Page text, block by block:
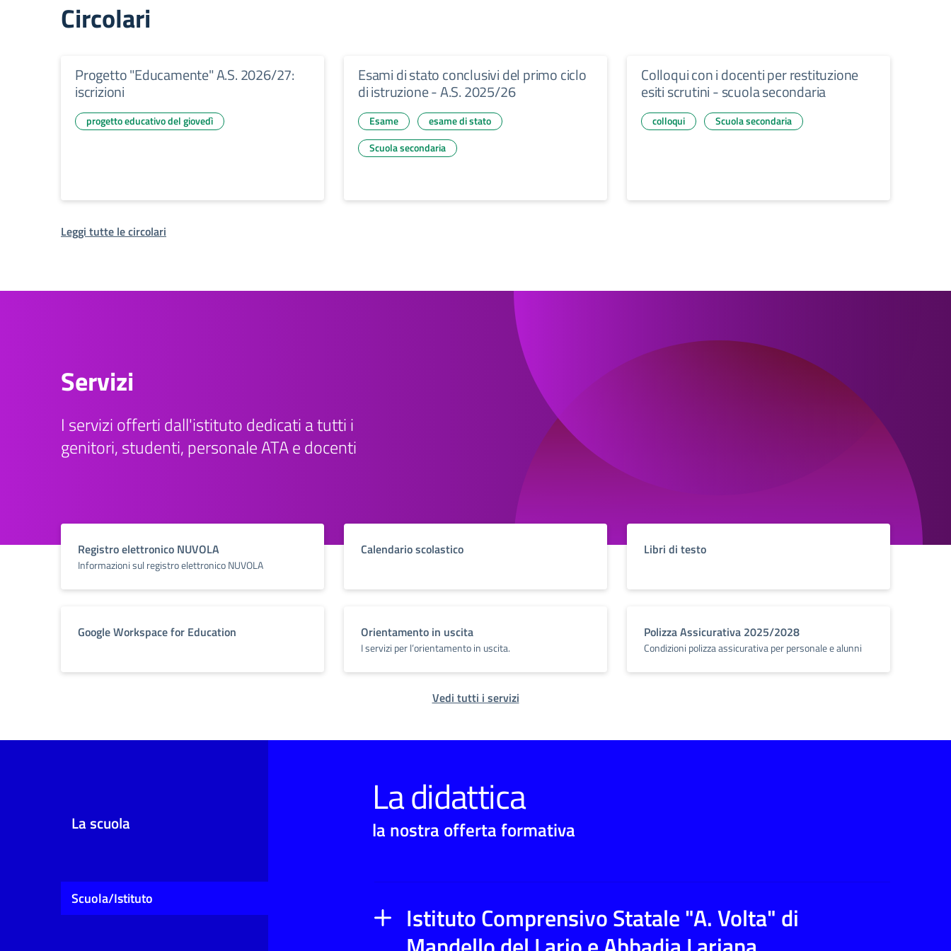
Circolari
Progetto "Educamente" A.S. 2026/27:
iscrizioni
progetto educativo del giovedì
Esami di stato conclusivi del primo ciclo
di istruzione - A.S. 2025/26
Esame
esame di stato
Scuola secondaria
Colloqui con i docenti per restituzione
esiti scrutini - scuola secondaria
colloqui Scuola secondaria
Leggi tutte le circolari
Servizi
I servizi offerti dall'istituto dedicati a tutti i
genitori, studenti, personale ATA e docenti
Registro elettronico NUVOLA
Informazioni sul registro elettronico NUVOLA
Calendario scolastico Libri di testo
Google Workspace for Education Orientamento in uscita
I servizi per l’orientamento in uscita.
Polizza Assicurativa 2025/2028
Condizioni polizza assicurativa per personale e alunni
Vedi tutti i servizi
La didattica
la nostra offerta formativa
La scuola
Scuola/Istituto
Istituto Comprensivo Statale "A. Volta" di